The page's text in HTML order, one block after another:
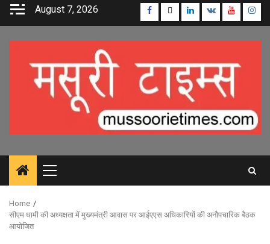
Skip
August 7, 2026 Facebook
TwitterLinkedin
VK Youtube
Primary
Menu
Home
सीएम धामी की अध्यक्षता में मुख्यमंत्री आवास पर आईएएस अधिकारियों की अनौपचारिक बैठक
आयोजित